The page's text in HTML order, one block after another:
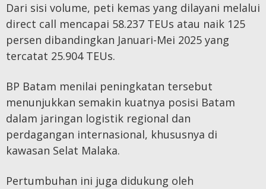
Dari sisi volume, peti kemas yang dilayani melalui
direct call mencapai 58.237 TEUs atau naik 125
persen dibandingkan Januari-Mei 2025 yang
tercatat 25.904 TEUs.
BP Batam menilai peningkatan tersebut
menunjukkan semakin kuatnya posisi Batam
dalam jaringan logistik regional dan
perdagangan internasional, khususnya di
kawasan Selat Malaka.
Pertumbuhan ini juga didukung oleh